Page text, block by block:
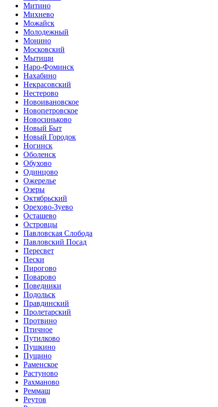
Митино
Михнево
Можайск
Молодежный
Монино
Московский
Мытищи
Наро-Фоминск
Нахабино
Некрасовский
Нестерово
Новоивановское
Новопетровское
Новосиньково
Новый Быт
Новый Городок
Ногинск
Оболенск
Обухово
Одинцово
Ожерелье
Озеры
Октябрьский
Орехово-Зуево
Осташево
Островцы
Павловская Слобода
Павловский Посад
Пересвет
Пески
Пирогово
Поварово
Поведники
Подольск
Правдинский
Пролетарский
Протвино
Птичное
Путилково
Пушкино
Пущино
Раменское
Растуново
Рахманово
Реммаш
Реутов